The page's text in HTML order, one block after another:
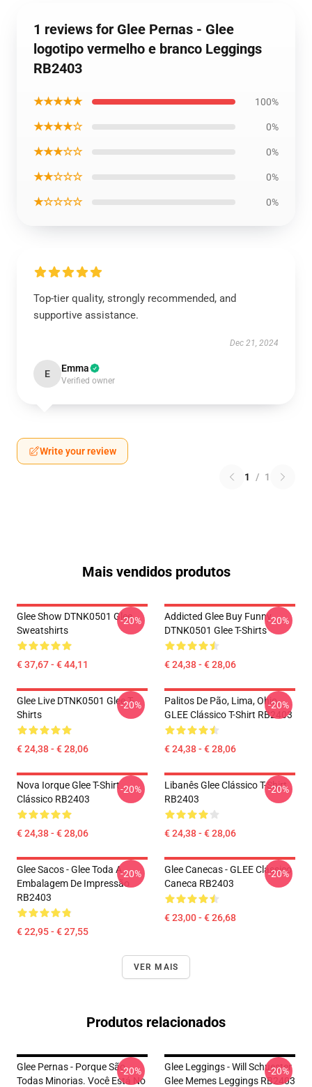
1 reviews for Glee Pernas - Glee
logotipo vermelho e branco Leggings
RB2403
★★★★★ 100%
★★★★☆ 0%
★★★☆☆ 0%
★★☆☆☆ 0%
★☆☆☆☆ 0%
Top-tier quality, strongly recommended, and
supportive assistance.
Dec 21, 2024
E Emma
Verified owner
Write your review
1 / 1
Mais vendidos produtos
Glee Show DTNK0501 Glee
Sweatshirts
€ 37,67 - € 44,11
-20%
Addicted Glee Buy Funny
DTNK0501 Glee T-Shirts
€ 24,38 - € 28,06
-20%
Glee Live DTNK0501 Glee T-
Shirts
€ 24,38 - € 28,06
-20%
Palitos De Pão, Lima, Ohio,
GLEE Clássico T-Shirt RB2403
€ 24,38 - € 28,06
-20%
Nova Iorque Glee T-Shirt
Clássico RB2403
€ 24,38 - € 28,06
-20%
Libanês Glee Clássico T-Shirt
RB2403
€ 24,38 - € 28,06
-20%
Glee Sacos - Glee Toda A
Embalagem De Impressão
RB2403
€ 22,95 - € 27,55
-20%
Glee Canecas - GLEE Clássico
Caneca RB2403
€ 23,00 - € 26,68
-20%
VER MAIS
Produtos relacionados
Glee Pernas - Porque São
Todas Minorias. Você Está No
-20%
Glee Leggings - Will Schuester
Glee Memes Leggings RB2403
-20%